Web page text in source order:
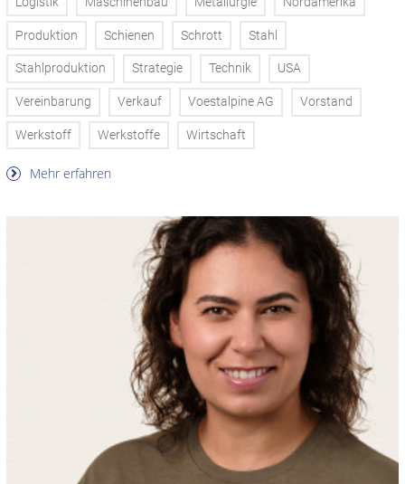
Produktion Schienen Schrott Stahl
Stahlproduktion Strategie Technik USA
Vereinbarung Verkauf Voestalpine AG Vorstand
Werkstoff Werkstoffe Wirtschaft
Mehr erfahren